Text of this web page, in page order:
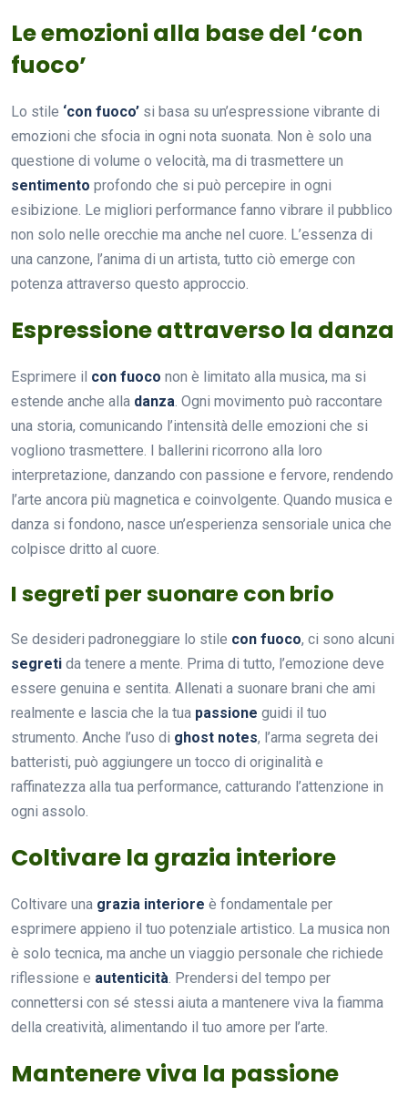
Le emozioni alla base del ‘con
fuoco’
Lo stile ‘con fuoco’ si basa su un’espressione vibrante di
emozioni che sfocia in ogni nota suonata. Non è solo una
questione di volume o velocità, ma di trasmettere un
sentimento profondo che si può percepire in ogni
esibizione. Le migliori performance fanno vibrare il pubblico
non solo nelle orecchie ma anche nel cuore. L’essenza di
una canzone, l’anima di un artista, tutto ciò emerge con
potenza attraverso questo approccio.
Espressione attraverso la danza
Esprimere il con fuoco non è limitato alla musica, ma si
estende anche alla danza. Ogni movimento può raccontare
una storia, comunicando l’intensità delle emozioni che si
vogliono trasmettere. I ballerini ricorrono alla loro
interpretazione, danzando con passione e fervore, rendendo
l’arte ancora più magnetica e coinvolgente. Quando musica e
danza si fondono, nasce un’esperienza sensoriale unica che
colpisce dritto al cuore.
I segreti per suonare con brio
Se desideri padroneggiare lo stile con fuoco, ci sono alcuni
segreti da tenere a mente. Prima di tutto, l’emozione deve
essere genuina e sentita. Allenati a suonare brani che ami
realmente e lascia che la tua passione guidi il tuo
strumento. Anche l’uso di ghost notes, l’arma segreta dei
batteristi, può aggiungere un tocco di originalità e
raffinatezza alla tua performance, catturando l’attenzione in
ogni assolo.
Coltivare la grazia interiore
Coltivare una grazia interiore è fondamentale per
esprimere appieno il tuo potenziale artistico. La musica non
è solo tecnica, ma anche un viaggio personale che richiede
riflessione e autenticità. Prendersi del tempo per
connettersi con sé stessi aiuta a mantenere viva la fiamma
della creatività, alimentando il tuo amore per l’arte.
Mantenere viva la passione